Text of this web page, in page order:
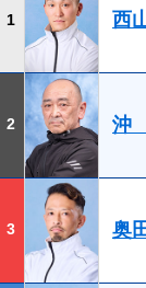
1 西
2
3